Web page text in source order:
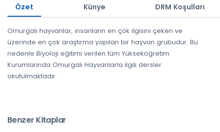
Özet Künye DRM Koşulları
Omurgalı hayvanlar, insanların en çok ilgisini çeken ve
üzerinde en çok araştırma yapılan bir hayvan grubudur. Bu
nedenle Biyoloji eğitimi verilen tüm Yükseköğretim
Kurumlarında Omurgalı Hayvanlarla ilgili dersler
okutulmaktadır.
Benzer Kitaplar